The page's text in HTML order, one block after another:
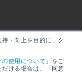
・向上を目的に、ク
の使用について 」をご
ける場合は、「同意